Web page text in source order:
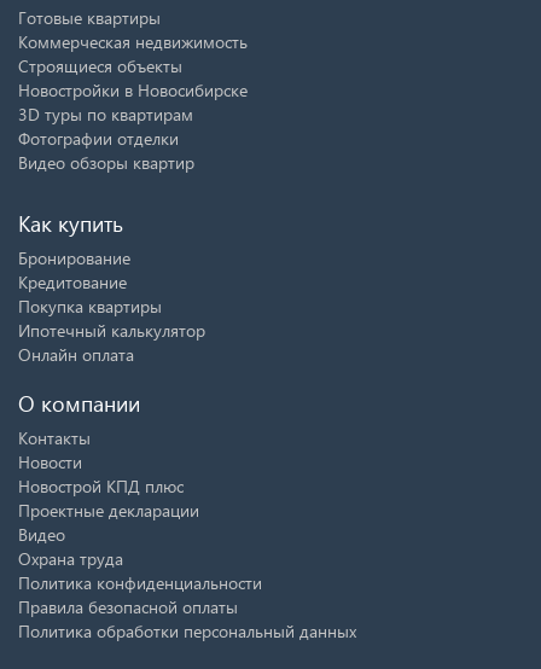
Готовые квартиры
Коммерческая недвижимость
Строящиеся объекты
Новостройки в Новосибирске
3D туры по квартирам
Фотографии отделки
Видео обзоры квартир
Как купить
Бронирование
Кредитование
Покупка квартиры
Ипотечный калькулятор
Онлайн оплата
О компании
Контакты
Новости
Новострой КПД плюс
Проектные декларации
Видео
Охрана труда
Политика конфиденциальности
Правила безопасной оплаты
Политика обработки персональный данных